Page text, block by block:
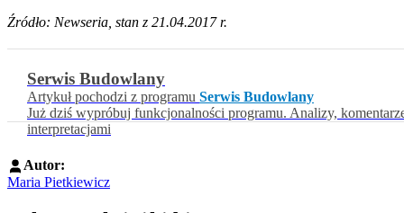
Źródło: Newseria, stan z 21.04.2017 r.
Serwis Budowlany
Artykuł pochodzi z programu Serwis Budowlany
Już dziś wypróbuj funkcjonalności programu. Analizy,
interpretacjami
Autor:
Maria Pietkiewicz